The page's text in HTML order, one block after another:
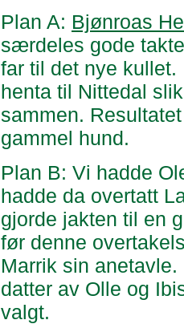
Plan A: Bjønroas
særdeles gode
far til det nye
henta til Nittedal
sammen.
gammel hund.
Plan B: Vi hadde
hadde da overtatt
gjorde jakten til en
før denne
Marrik sin
datter av Olle og
valgt.